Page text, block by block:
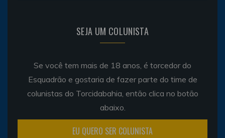
SEJA UM COLUNISTA
Se você tem mais de 18 anos, é torcedor do
Esquadrão e gostaria de fazer parte do time de
colunistas do Torcidabahia, então clica no botão
abaixo.
EU QUERO SER COLUNISTA